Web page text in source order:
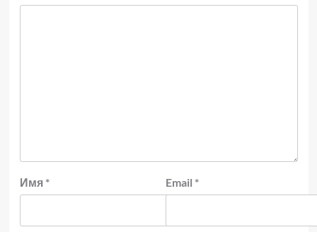
Имя * Email *